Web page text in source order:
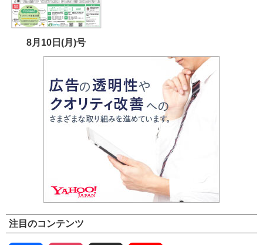
8月10日(月)号
注目のコンテンツ